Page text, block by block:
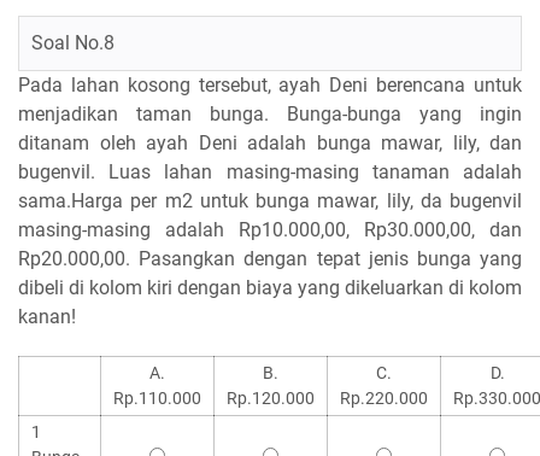
Soal No.8
Pada lahan kosong tersebut, ayah Deni berencana untuk
menjadikan taman bunga. Bunga-bunga yang ingin
ditanam oleh ayah Deni adalah bunga mawar, lily, dan
bugenvil. Luas lahan masing-masing tanaman adalah
sama.Harga per m2 untuk bunga mawar, lily, da bugenvil
masing-masing adalah Rp10.000,00, Rp30.000,00, dan
Rp20.000,00. Pasangkan dengan tepat jenis bunga yang
dibeli di kolom kiri dengan biaya yang dikeluarkan di kolom
kanan!
A.
Rp.110.000
B.
Rp.120.000
C.
Rp.220.000
D.
Rp.330.000
1